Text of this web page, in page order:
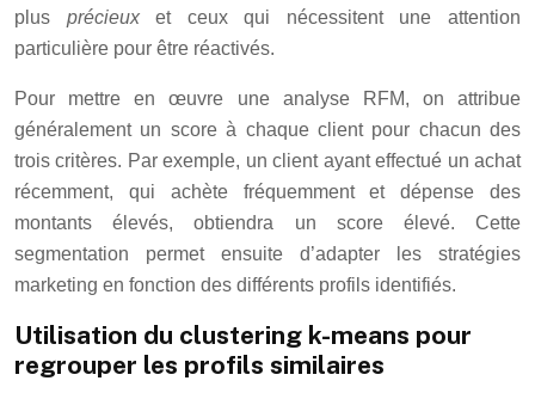
plus précieuxet ceux qui nécessitent une attention
particulière pour être réactivés.
Pour mettre en œuvre une analyse RFM, on attribue
généralement un score à chaque client pour chacun des
trois critères. Par exemple, un client ayant effectué un achat
récemment, qui achète fréquemment et dépense des
montants élevés, obtiendra un score élevé. Cette
segmentation permet ensuite d’adapter les stratégies
marketing en fonction des différents profils identifiés.
Utilisation du clustering k-means pour
regrouper les profils similaires